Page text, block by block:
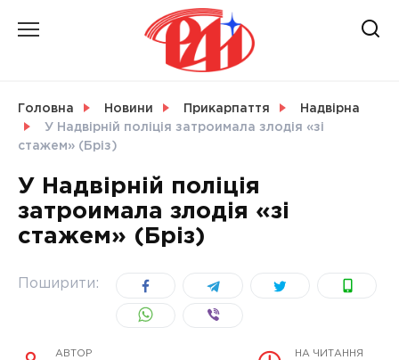
СВІТ
УКРАЇНА
Головна Новини Прикарпаття
Надвірна
У Надвірній поліція затроимала злодія «зі
стажем» (Бріз)
У Надвірній поліція
затроимала злодія «зі
стажем» (Бріз)
Поширити:
АВТОР НА ЧИТАННЯ